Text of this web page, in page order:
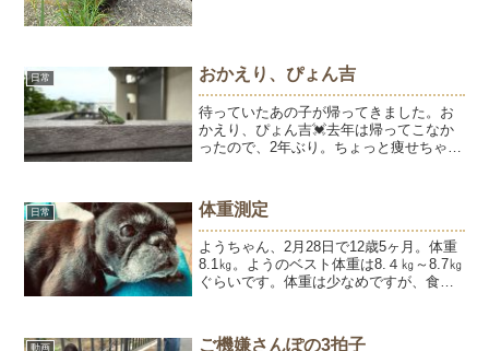
日常 おかえり、ぴょん吉
待っていたあの子が帰ってきました。お
かえり、ぴょん吉💓去年は帰ってこなか
ったので、2年ぶり。ちょっと痩せちゃっ
2016年2017年2018年は見つけられず。
2019年2...
日常 体重測定
ようちゃん、2月28日で12歳5ヶ月。体重
8.1㎏。ようのベスト体重は8.４㎏～8.7㎏
ぐらいです。体重は少なめですが、食欲
いですが、おしりから足の筋肉はやせた
動画 ご機嫌さんぽの3拍子